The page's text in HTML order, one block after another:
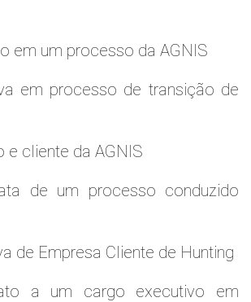
em um processo da AGNIS
em processo de transição de
e cliente da AGNIS
de um processo conduzido
de Empresa Cliente de Hunting
a um cargo executivo em